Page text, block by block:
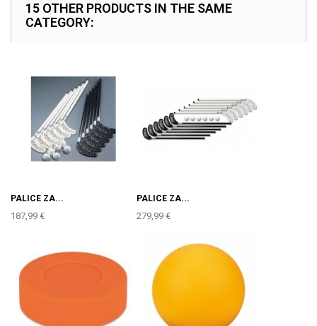
15 OTHER PRODUCTS IN THE SAME
CATEGORY:
PALICE ZA...
187,99 €
PALICE ZA...
279,99 €